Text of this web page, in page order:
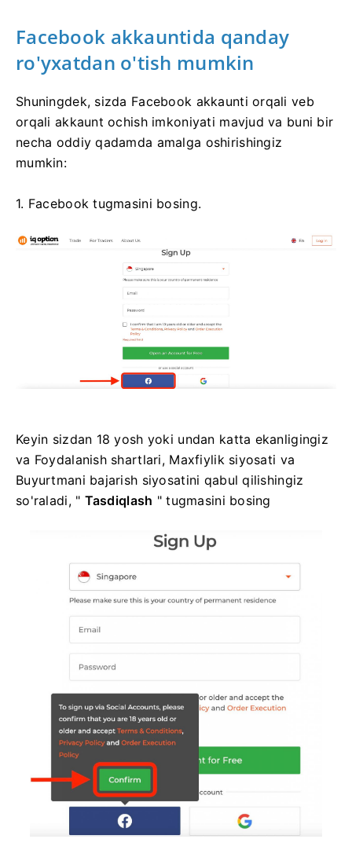
Facebook akkauntida qanday
ro'yxatdan o'tish mumkin
Shuningdek, sizda Facebook akkaunti orqali veb
orqali akkaunt ochish imkoniyati mavjud va buni bir
necha oddiy qadamda amalga oshirishingiz
mumkin:
1. Facebook tugmasini bosing.
Keyin sizdan 18 yosh yoki undan katta ekanligingiz
va Foydalanish shartlari, Maxfiylik siyosati va
Buyurtmani bajarish siyosatini qabul qilishingiz
so'raladi, " Tasdiqlash " tugmasini bosing